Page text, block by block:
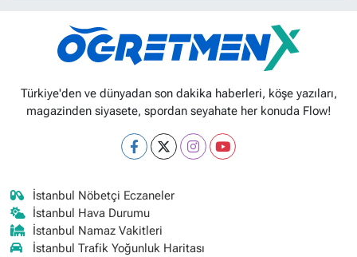
Türkiye'den ve dünyadan son dakika haberleri, köşe yazıları,
magazinden siyasete, spordan seyahate her konuda Flow!
İstanbul Nöbetçi Eczaneler
İstanbul Hava Durumu
İstanbul Namaz Vakitleri
İstanbul Trafik Yoğunluk Haritası